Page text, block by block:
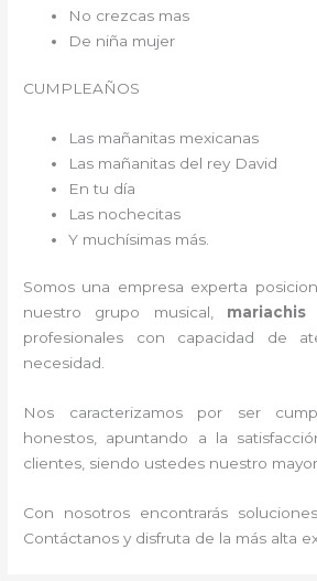
No crezcas mas
De niña mujer
CUMPLEAÑOS
Las mañanitas mexicanas
Las mañanitas del rey David
En tu día
Las nochecitas
Y muchísimas más.
Somos una empresa experta
nuestro grupo musical,
profesionales con capacidad de
necesidad.
Nos caracterizamos por ser
honestos, apuntando a la
clientes, siendo ustedes nuestro
Con nosotros encontrarás
Contáctanos y disfruta de la más alta